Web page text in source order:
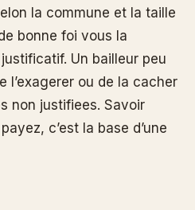
la commune et la taille
bonne foi vous la
Un bailleur peu
l’exagerer ou de la cacher
non justifiees. Savoir
c’est la base d’une